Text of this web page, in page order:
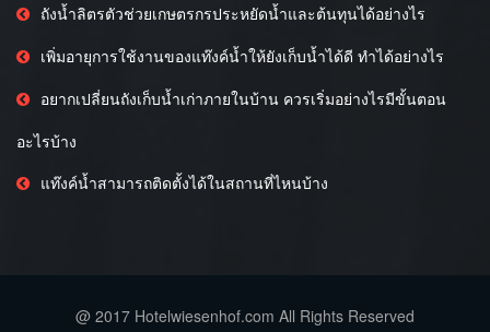
ถังน้ำลิตรตัวช่วยเกษตรกรประหยัดน้ำและต้นทุนได้อย่างไร
เพิ่มอายุการใช้งานของแท๊งค์น้ำให้ยังเก็บน้ำได้ดี ทำได้อย่างไร
อยากเปลี่ยนถังเก็บน้ำเก่าภายในบ้าน ควรเริ่มอย่างไรมีขั้นตอน
อะไรบ้าง
แท๊งค์น้ำสามารถติดตั้งได้ในสถานที่ไหนบ้าง
@ 2017 Hotelwiesenhof.com All Rights Reserved